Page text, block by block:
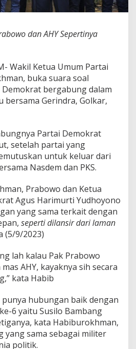
dan AHY Sepertinya
Wakil Ketua Umum Partai
buka suara soal
bergabung dalam
bersama Gerindra, Golkar,
Partai Demokrat
setelah partai yang
untuk keluar dari
Nasdem dan PKS.
Prabowo dan Ketua
Agus Harimurti Yudhoyono
yang sama terkait dengan
seperti dilansir dari laman
(5/9/2023)
lah kalau Pak Prabowo
AHY, kayaknya sih secara
kata Habib
hubungan baik dengan
6 yaitu Susilo Bambang
kata Habiburokhman,
yang sama sebagai militer
politik.